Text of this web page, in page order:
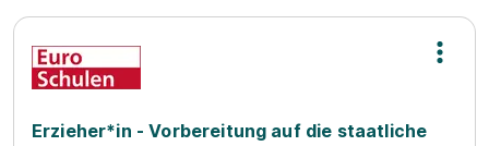
Erzieher*in - Vorbereitung auf die staatliche